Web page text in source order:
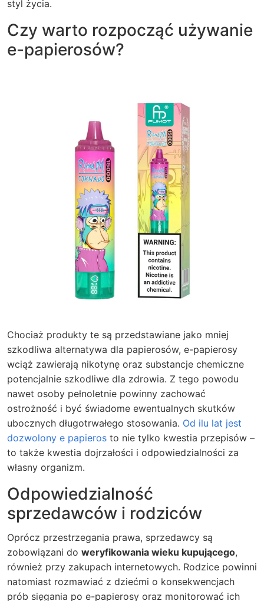
styl życia.
Czy warto rozpocząć używanie
e-papierosów?
Chociaż produkty te są przedstawiane jako mniej
szkodliwa alternatywa dla papierosów, e-papierosy
wciąż zawierają nikotynę oraz substancje chemiczne
potencjalnie szkodliwe dla zdrowia. Z tego powodu
nawet osoby pełnoletnie powinny zachować
ostrożność i być świadome ewentualnych skutków
ubocznych długotrwałego stosowania. Od ilu lat jest
dozwolony e papieros to nie tylko kwestia przepisów –
to także kwestia dojrzałości i odpowiedzialności za
własny organizm.
Odpowiedzialność
sprzedawców i rodziców
Oprócz przestrzegania prawa, sprzedawcy są
zobowiązani do weryfikowania wieku kupującego,
również przy zakupach internetowych. Rodzice powinni
natomiast rozmawiać z dziećmi o konsekwencjach
prób sięgania po e-papierosy oraz monitorować ich